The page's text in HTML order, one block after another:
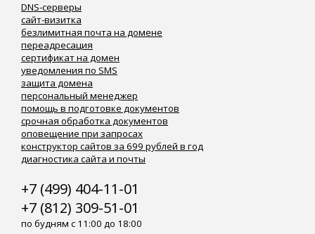
DNS-серверы
сайт-визитка
безлимитная почта на домене
переадресация
сертификат на домен
уведомления по SMS
защита домена
персональный менеджер
помощь в подготовке документов
срочная обработка документов
оповещение при запросах
конструктор сайтов за 699 рублей в год
диагностика сайта и почты
+7 (499) 404-11-01
+7 (812) 309-51-01
по будням с 11:00 до 18:00